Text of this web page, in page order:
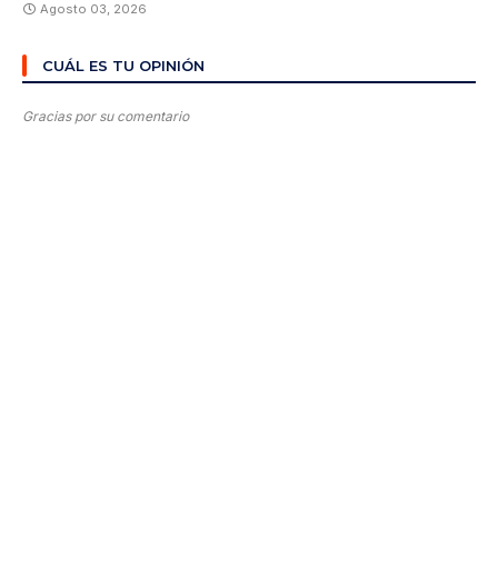
Agosto 03, 2026
CUÁL ES TU OPINIÓN
Gracias por su comentario